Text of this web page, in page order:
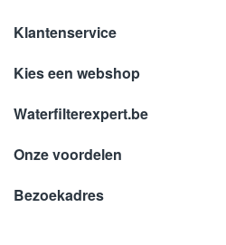
Klantenservice
Kies een webshop
Waterfilterexpert.be
Onze voordelen
Bezoekadres